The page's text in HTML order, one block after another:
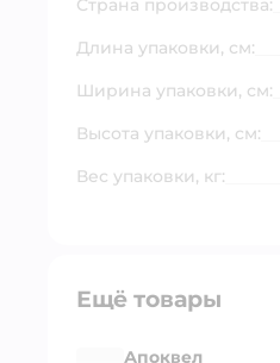
Страна производства:
Длина упаковки, см:
Ширина упаковки, см:
Высота упаковки, см:
Вес упаковки, кг:
Ещё товары
Апоквел